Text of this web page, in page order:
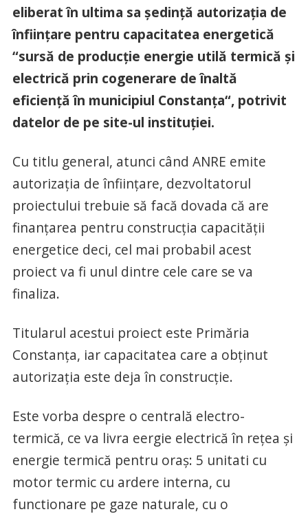
eliberat în ultima sa ședință autorizația de
înființare pentru capacitatea energetică
“sursă de producție energie utilă termică și
electrică prin cogenerare de înaltă
eficiență în municipiul Constanța“, potrivit
datelor de pe site-ul instituției.
Cu titlu general, atunci când ANRE emite
autorizația de înființare, dezvoltatorul
proiectului trebuie să facă dovada că are
finanțarea pentru construcția capacității
energetice deci, cel mai probabil acest
proiect va fi unul dintre cele care se va
finaliza.
Titularul acestui proiect este Primăria
Constanța, iar capacitatea care a obținut
autorizația este deja în construcție.
Este vorba despre o centrală electro-
termică, ce va livra eergie electrică în rețea și
energie termică pentru oraș: 5 unitati cu
motor termic cu ardere interna, cu
functionare pe gaze naturale, cu o